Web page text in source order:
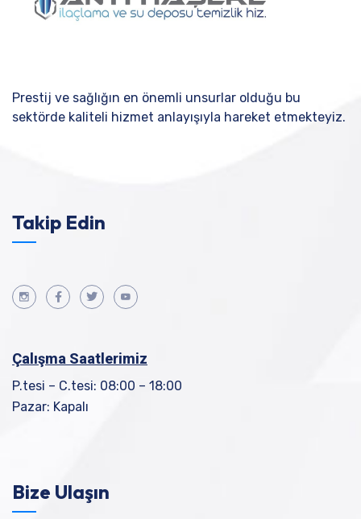
Prestij ve sağlığın en önemli unsurlar olduğu bu
sektörde kaliteli hizmet anlayışıyla hareket etmekteyiz.
Takip Edin
Çalışma Saatlerimiz
P.tesi – C.tesi: 08:00 – 18:00
Pazar: Kapalı
Bize Ulaşın